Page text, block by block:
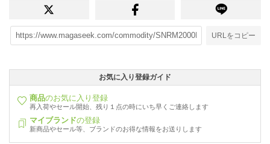
URLをコピー
お気に入り登録ガイド
商品のお気に入り登録
再入荷やセール開始、残り１点の時にいち早くご連絡します
マイブランドの登録
新商品やセール等、ブランドのお得な情報をお送りします